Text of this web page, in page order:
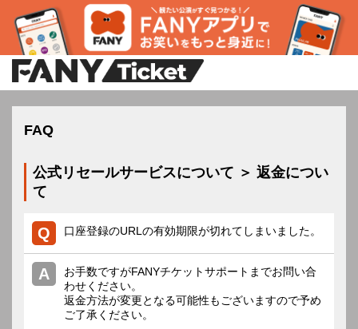
FAQ
公式リセールサービスについて ＞ 返金につい
て
口座登録のURLの有効期限が切れてしまいました。
お手数ですがFANYチケットサポートまでお問い合
わせください。
返金方法が変更となる可能性もございますので予め
ご了承ください。